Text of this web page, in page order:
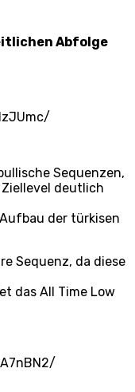
Abfolge
Sequenzen,
deutlich
der türkisen
Sequenz, da diese
das All Time Low